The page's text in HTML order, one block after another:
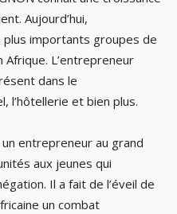
Aujourd’hui,
plus importants groupes de
L’entrepreneur
dans le
l’hôtellerie et bien plus.
un entrepreneur au grand
aux jeunes qui
Il a fait de l’éveil de
un combat